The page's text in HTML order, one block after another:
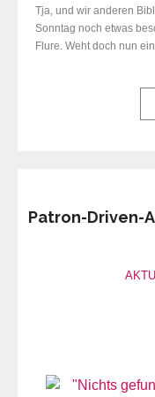
Tja, und wir anderen
Sonntag noch etwas
Flure. Weht doch nun
Patron-Driven-